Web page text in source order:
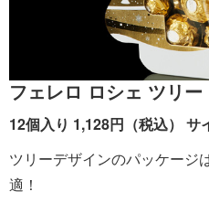
フェレロ ロシェ ツリー
12個入り 1,128円（税込）
ツリーデザインのパッケージ
適！